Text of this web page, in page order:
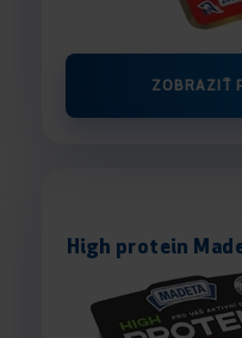
ZOBRAZIŤ
High protein